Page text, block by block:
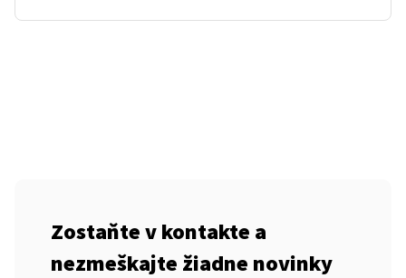
Zostaňte v kontakte a
nezmeškajte žiadne novinky